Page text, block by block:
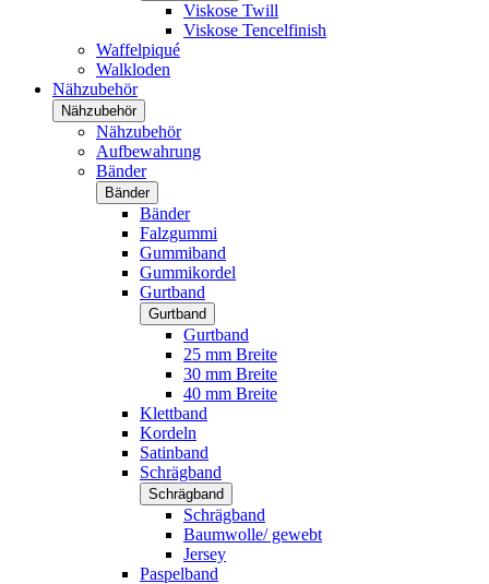
Viskose Twill
Viskose Tencelfinish
Waffelpiqué
Walkloden
Nähzubehör
Nähzubehör
Nähzubehör
Aufbewahrung
Bänder
Bänder
Bänder
Falzgummi
Gummiband
Gummikordel
Gurtband
Gurtband
Gurtband
25 mm Breite
30 mm Breite
40 mm Breite
Klettband
Kordeln
Satinband
Schrägband
Schrägband
Schrägband
Baumwolle/ gewebt
Jersey
Paspelband